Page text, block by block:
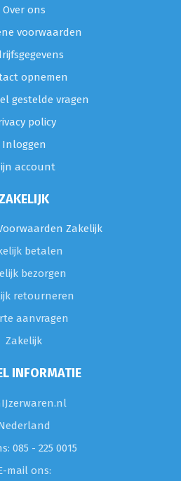
Over ons
voorwaarden
opnemen
gestelde vragen
policy
Inloggen
account
Zakelijk
betalen
bezorgen
retourneren
aanvragen
Zakelijk
INFORMATIE
085 - 225 0015
mail ons: